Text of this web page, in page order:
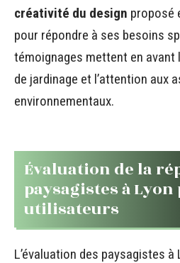
créativité du design proposé
pour répondre à ses besoins
témoignages mettent en avant
de jardinage et l’attention aux
environnementaux.
Évaluation de la
paysagistes à Lyon
utilisateurs
L’évaluation des paysagistes à